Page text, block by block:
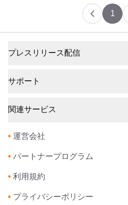
1
プレスリリース配信
サポート
関連サービス
• 運営会社
• パートナープログラム
• 利用規約
• プライバシーポリシー